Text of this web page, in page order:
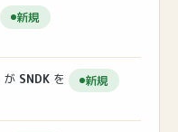
新規
が SNDK を 新規